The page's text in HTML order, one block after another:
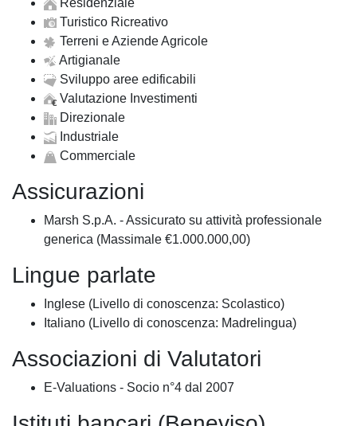
Residenziale
Turistico Ricreativo
Terreni e Aziende Agricole
Artigianale
Sviluppo aree edificabili
Valutazione Investimenti
Direzionale
Industriale
Commerciale
Assicurazioni
Marsh S.p.A. - Assicurato su attività professionale
generica (Massimale €1.000.000,00)
Lingue parlate
Inglese (Livello di conoscenza: Scolastico)
Italiano (Livello di conoscenza: Madrelingua)
Associazioni di Valutatori
E-Valuations - Socio n°4 dal 2007